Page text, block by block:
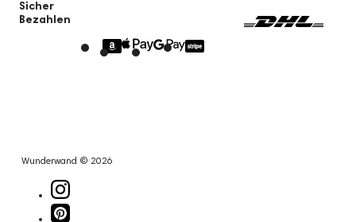
Sicher
Bezahlen
Wunderwand © 2026